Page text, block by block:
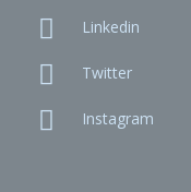
 Linkedin
 Twitter
 Instagram